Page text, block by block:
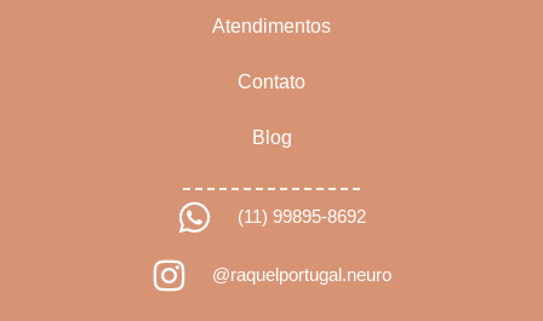
Atendimentos
Contato
Blog
(11) 99895-8692
@raquelportugal.neuro